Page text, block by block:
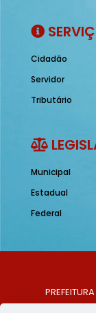
Cidadão
Servidor
Tributário
Municipal
Estadual
Federal